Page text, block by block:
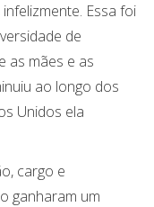
Essa foi
de
as mães e as
ao longo dos
Unidos ela
cargo e
ganharam um